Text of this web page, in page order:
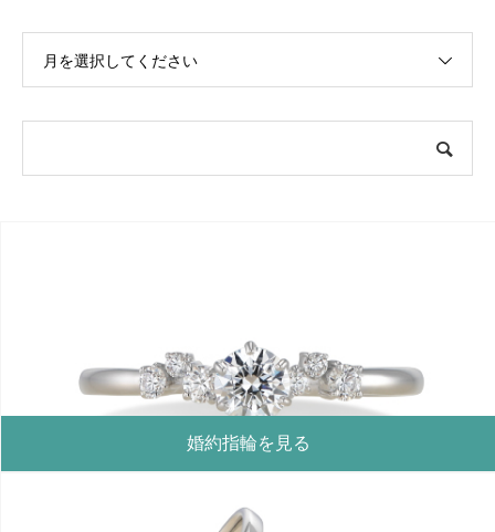
月を選択してください
婚約指輪を見る